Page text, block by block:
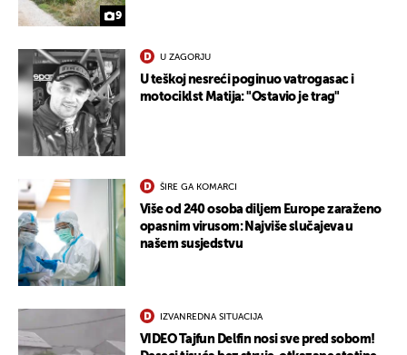
9
U ZAGORJU
U teškoj nesreći poginuo vatrogasac i
motociklst Matija: "Ostavio je trag"
ŠIRE GA KOMARCI
Više od 240 osoba diljem Europe zaraženo
opasnim virusom: Najviše slučajeva u
našem susjedstvu
IZVANREDNA SITUACIJA
VIDEO Tajfun Delfin nosi sve pred sobom!